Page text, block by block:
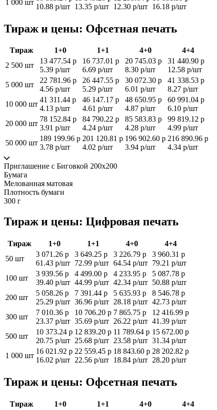
1 000 шт
10.88 р/шт 13.35 р/шт 12.30 р/шт 16.18 р/шт
Тираж и цены: Офсетная печать
Тираж 1+0 1+1 4+0
4+4
2 500 шт
13 477.54 р
5.39 р/шт
16 737.01 р
6.69 р/шт
20 745.03 р
8.30 р/шт
31 440.90 р
12.58 р/шт
5 000 шт
22 781.96 р
4.56 р/шт
26 447.55 р
5.29 р/шт
30 072.30 р
6.01 р/шт
41 338.53 р
8.27 р/шт
10 000 шт
41 311.44 р
4.13 р/шт
46 147.17 р
4.61 р/шт
48 650.95 р
4.87 р/шт
60 991.04 р
6.10 р/шт
20 000 шт
78 152.84 р
3.91 р/шт
84 790.22 р
4.24 р/шт
85 583.83 р
4.28 р/шт
99 819.12 р
4.99 р/шт
50 000 шт
189 199.96 р
3.78 р/шт
201 120.81 р
4.02 р/шт
196 902.60 р
3.94 р/шт
216 890.96 р
4.34 р/шт
Приглашение с Биговкой 200x200
Бумага
Мелованная матовая
Плотность бумаги
300 г
Тираж и цены: Цифровая печать
Тираж 1+0 1+1 4+0
4+4
50 шт
3 071.26 р
61.43 р/шт
3 649.25 р
72.99 р/шт
3 226.79 р
64.54 р/шт
3 960.31 р
79.21 р/шт
100 шт
3 939.56 р
39.40 р/шт
4 499.00 р
44.99 р/шт
4 233.95 р
42.34 р/шт
5 087.78 р
50.88 р/шт
200 шт
5 058.26 р
25.29 р/шт
7 391.44 р
36.96 р/шт
5 635.93 р
28.18 р/шт
8 546.78 р
42.73 р/шт
300 шт
7 010.36 р
23.37 р/шт
10 706.20 р
35.69 р/шт
7 865.75 р
26.22 р/шт
12 416.99 р
41.39 р/шт
500 шт
10 373.24 р
20.75 р/шт
12 839.20 р
25.68 р/шт
11 789.64 р
23.58 р/шт
15 672.00 р
31.34 р/шт
1 000 шт
16 021.92 р
16.02 р/шт
22 559.45 р
22.56 р/шт
18 843.60 р
18.84 р/шт
28 202.82 р
28.20 р/шт
Тираж и цены: Офсетная печать
Тираж 1+0 1+1 4+0 4+4